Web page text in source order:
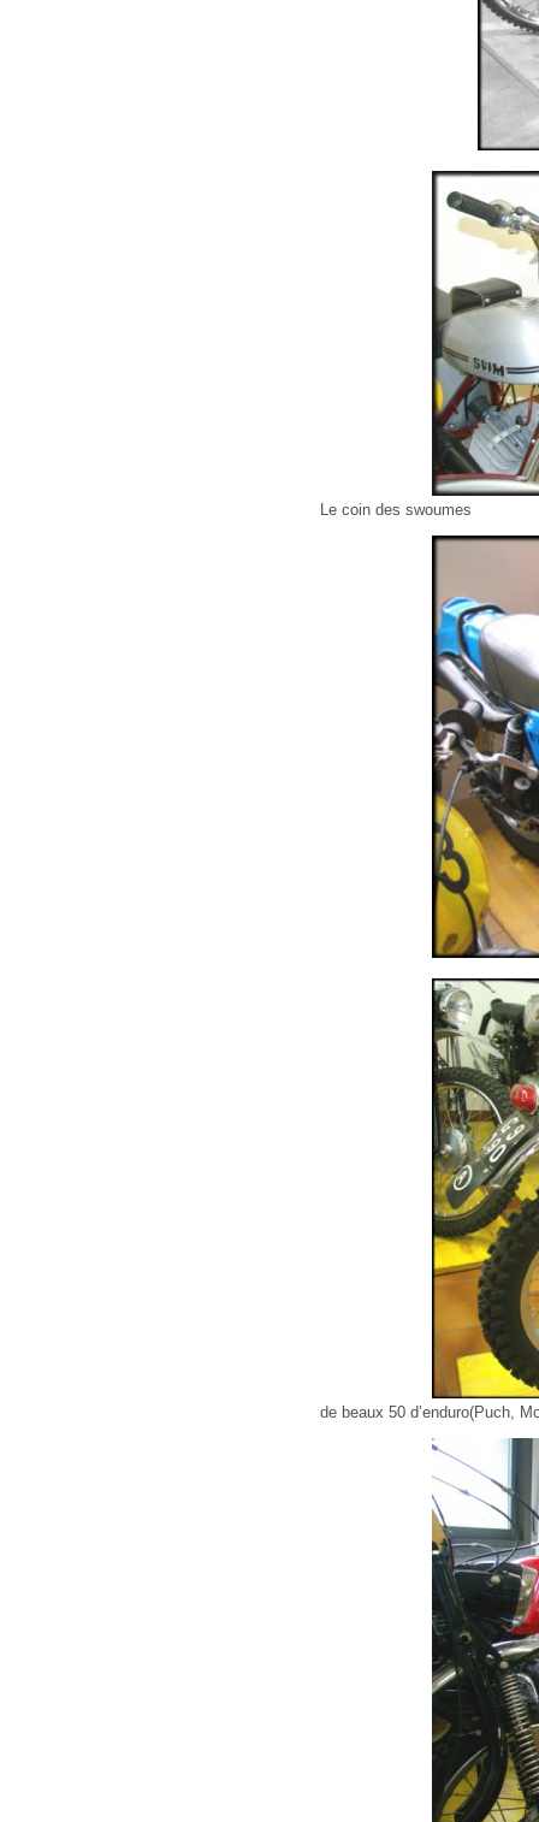
Le coin des swoumes
de beaux 50 d’enduro(Puch,